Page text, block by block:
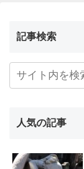
記事検索
人気の記事